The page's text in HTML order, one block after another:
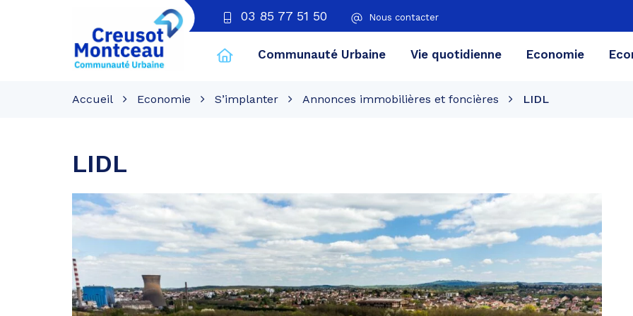
03 85 77 51 50 Nous contacter
Creusot
Montceau
Communauté Urbaine Vie quotidienne Economie
Accueil Economie S’implanter Annonces immobilières et foncières LIDL
LIDL